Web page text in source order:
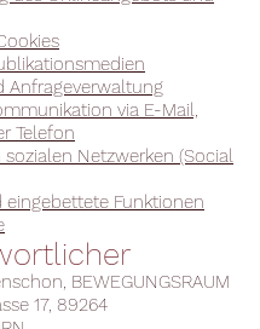
Anfrageverwaltung
via E-Mail,
Telefon
sozialen Netzwerken (Social
Funktionen
BEWEGUNGSRAUM
17, 89264